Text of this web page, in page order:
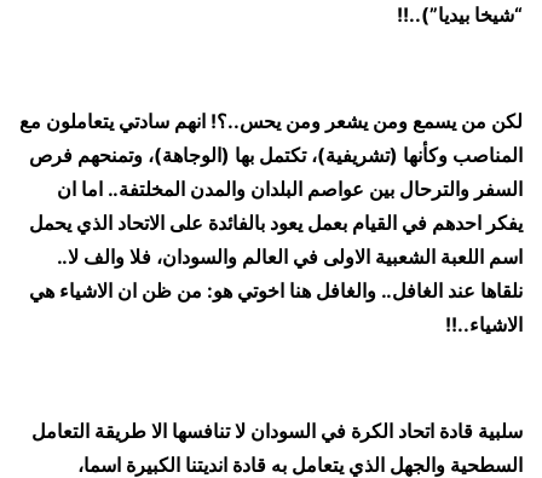
“شيخا بيديا”)..!!
لكن من يسمع ومن يشعر ومن يحس..؟! انهم سادتي يتعاملون مع
المناصب وكأنها (تشريفية)، تكتمل بها (الوجاهة)، وتمنحهم فرص
السفر والترحال بين عواصم البلدان والمدن المخلتفة.. اما ان
يفكر احدهم في القيام بعمل يعود بالفائدة على الاتحاد الذي يحمل
اسم اللعبة الشعبية الاولى في العالم والسودان، فلا والف لا..
نلقاها عند الغافل.. والغافل هنا اخوتي هو: من ظن ان الاشياء هي
الاشياء..!!
سلبية قادة اتحاد الكرة في السودان لا تنافسها الا طريقة التعامل
السطحية والجهل الذي يتعامل به قادة انديتنا الكبيرة اسما،